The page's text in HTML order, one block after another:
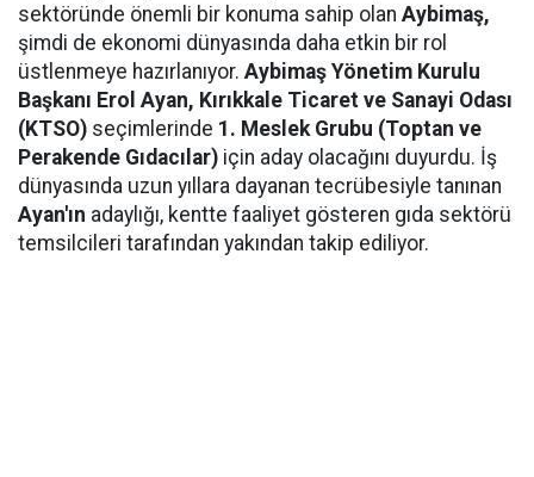
sektöründe önemli bir konuma sahip olan Aybimaş,
şimdi de ekonomi dünyasında daha etkin bir rol
üstlenmeye hazırlanıyor. Aybimaş Yönetim Kurulu
Başkanı Erol Ayan, Kırıkkale Ticaret ve Sanayi Odası
(KTSO) seçimlerinde 1. Meslek Grubu (Toptan ve
Perakende Gıdacılar) için aday olacağını duyurdu. İş
dünyasında uzun yıllara dayanan tecrübesiyle tanınan
Ayan'ın adaylığı, kentte faaliyet gösteren gıda sektörü
temsilcileri tarafından yakından takip ediliyor.